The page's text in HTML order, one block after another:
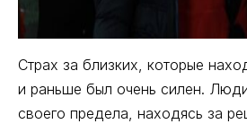
Страх за близких, которые
и раньше был очень силен.
своего предела, находясь за